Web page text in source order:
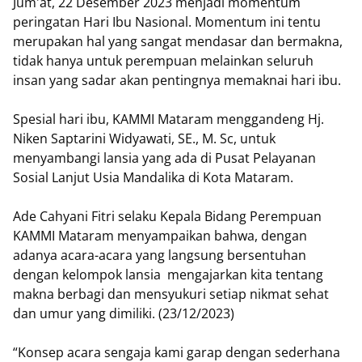
peringatan Hari Ibu Nasional. Momentum ini tentu
merupakan hal yang sangat mendasar dan bermakna,
tidak hanya untuk perempuan melainkan seluruh
insan yang sadar akan pentingnya memaknai hari ibu.
Spesial hari ibu, KAMMI Mataram menggandeng Hj.
Niken Saptarini Widyawati, SE., M. Sc, untuk
menyambangi lansia yang ada di Pusat Pelayanan
Sosial Lanjut Usia Mandalika di Kota Mataram.
Ade Cahyani Fitri selaku Kepala Bidang Perempuan
KAMMI Mataram menyampaikan bahwa, dengan
adanya acara-acara yang langsung bersentuhan
dengan kelompok lansia mengajarkan kita tentang
makna berbagi dan mensyukuri setiap nikmat sehat
dan umur yang dimiliki. (23/12/2023)
“Konsep acara sengaja kami garap dengan sederhana